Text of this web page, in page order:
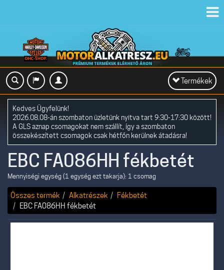
Toggle
navigation
Termékek
Kedves Ügyfelünk!
2026.08.08-án szombaton üzletünk nyitva tart 9:30-17:30 között!
A GLS aznap csomagokat nem szállít, így a szombaton
összekészített csomagok csak hétfőn kerülnek átadásra!
EBC FA086HH fékbetét
Mennyiségi egység (1 egység ezt takarja): 1 csomag
Összes termék Alkatrészek
Fékbetét
EBC FA086HH fékbetét